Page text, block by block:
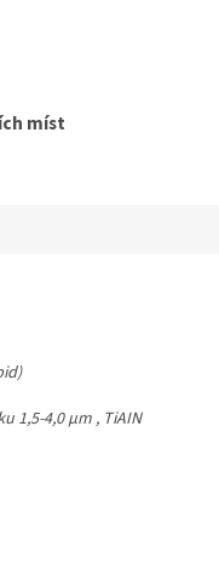
míst
1,5-4,0 μm , TiAIN